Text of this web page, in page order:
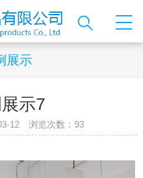
展示
示7
12 浏览次数： 93